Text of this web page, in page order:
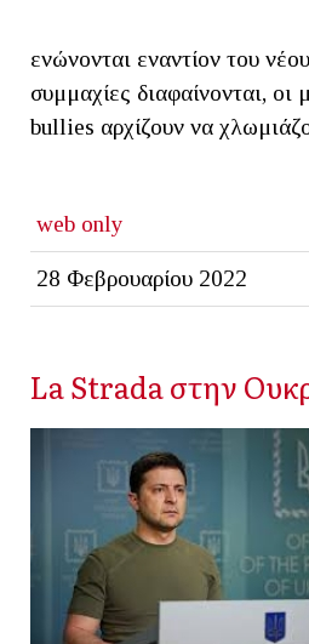
ενώνονται εναντίον του
συμμαχίες διαφαίνονται, οι
bullies αρχίζουν να
web only
28 Φεβρουαρίου 2022
La Strada στην